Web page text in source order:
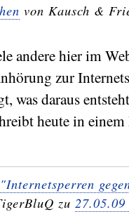
von Kausch &
andere hier im
zur
was daraus
heute in
zu